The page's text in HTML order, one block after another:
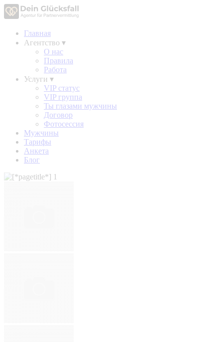
Главная
Агентство ▾
О нас
Правила
Работа
Услуги ▾
VIP статус
VIP группа
Ты глазами мужчины
Договор
Фотосессия
Мужчины
Тарифы
Анкета
Блог